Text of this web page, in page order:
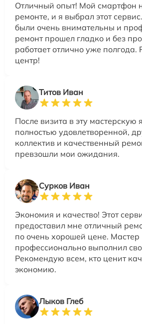
Отличный опыт! Мой смартфон
ремонте, и я выбрал этот
были очень внимательны и
ремонт прошел гладко и без
работает отлично уже полгода.
центр!
Титов Иван
После визита в эту
полностью удовлетворенной,
коллектив и качественный
превзошли мои ожидания.
Сурков Иван
Экономия и качество! Этот
предоставил мне отличный
по очень хорошей цене. Мастер
профессионально выполнил
Рекомендую всем, кто ценит
экономию.
Лыков Глеб